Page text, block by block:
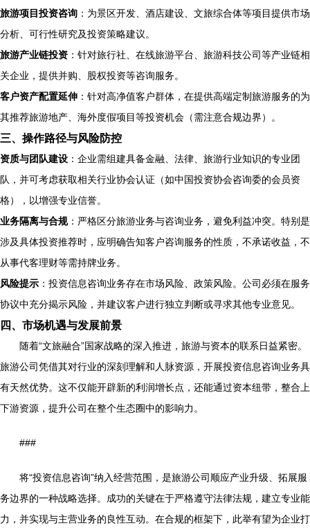
旅游项目投资咨询 ：为景区开发、酒店建设、文旅综合体等项目提供市场
分析、可行性研究及投资策略建议。
旅游产业链投资 ：针对旅行社、在线旅游平台、旅游科技公司等产业链相
关企业，提供并购、股权投资等咨询服务。
客户资产配置延伸 ：针对高净值客户群体，在提供高端定制旅游服务的为
其推荐旅游地产、海外度假项目等投资机会（需注意合规边界）。
三、操作路径与风险防控
资质与团队建设 ：企业需组建具备金融、法律、旅游行业知识的专业团
队，并可考虑获取相关行业协会认证（如中国投资协会咨询委的会员资
格），以增强专业信誉。
业务隔离与合规：严格区分旅游业务与咨询业务，避免利益冲突。特别是
涉及具体投资推荐时，应明确告知客户咨询服务的性质，不承诺收益，不
从事代客理财等需持牌业务。
风险提示 ：投资信息咨询业务存在市场风险、政策风险。公司必须在服务
协议中充分揭示风险，并建议客户进行独立判断或寻求其他专业意见。
四、市场机遇与发展前景
随着“文旅融合”国家战略的深入推进，旅游与资本的联系日益紧密。
旅游公司凭借其对行业的深刻理解和人脉资源，开展投资信息咨询业务具
有天然优势。这不仅能开辟新的利润增长点，还能通过资本纽带，整合上
下游资源，提升公司在整个生态圈中的影响力。
###
将“投资信息咨询”纳入经营范围，是旅游公司顺应产业升级、拓展服
务边界的一种战略选择。成功的关键在于严格遵守法律法规，建立专业能
力，并实现与主营业务的良性互动。在合规的框架下，此举有望为企业打